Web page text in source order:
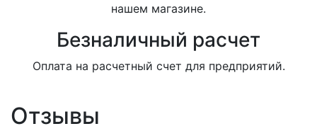
нашем магазине.
Безналичный расчет
Оплата на расчетный счет для предприятий.
Отзывы